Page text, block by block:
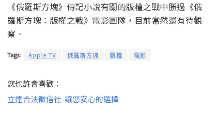
《俄羅斯方塊》傳記小說有關的版權之戰中勝過《俄
羅斯方塊：版權之戰》電影團隊，目前當然還有待觀
察。
Tags: Apple TV 俄羅斯方塊 版權 電影
您也許會喜歡：
立達合法徵信社-讓您安心的選擇